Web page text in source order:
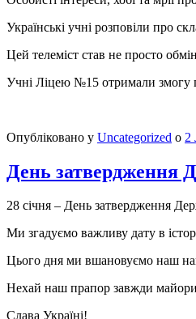
Українські учні розповіли про
Цей телеміст став не просто
Учні Ліцею №15 отримали змогу
Опубліковано у Uncategorized о 2
День затвердження
28 січня – День затвердження
Ми згадуємо важливу дату в
Цього дня ми вшановуємо наш
Нехай наш прапор завжди
Слава Україні!